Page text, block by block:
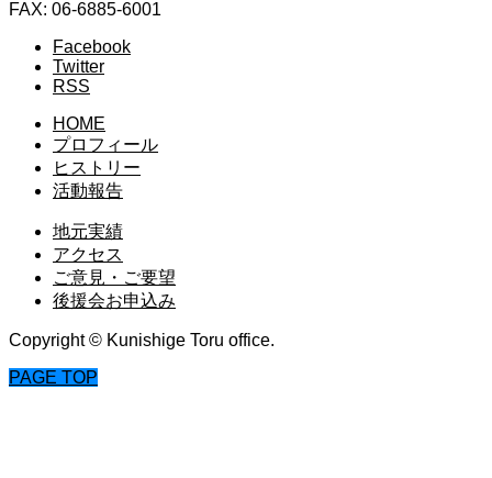
FAX: 06-6885-6001
Facebook
Twitter
RSS
HOME
プロフィール
ヒストリー
活動報告
地元実績
アクセス
ご意見・ご要望
後援会お申込み
Copyright © Kunishige Toru office.
PAGE TOP